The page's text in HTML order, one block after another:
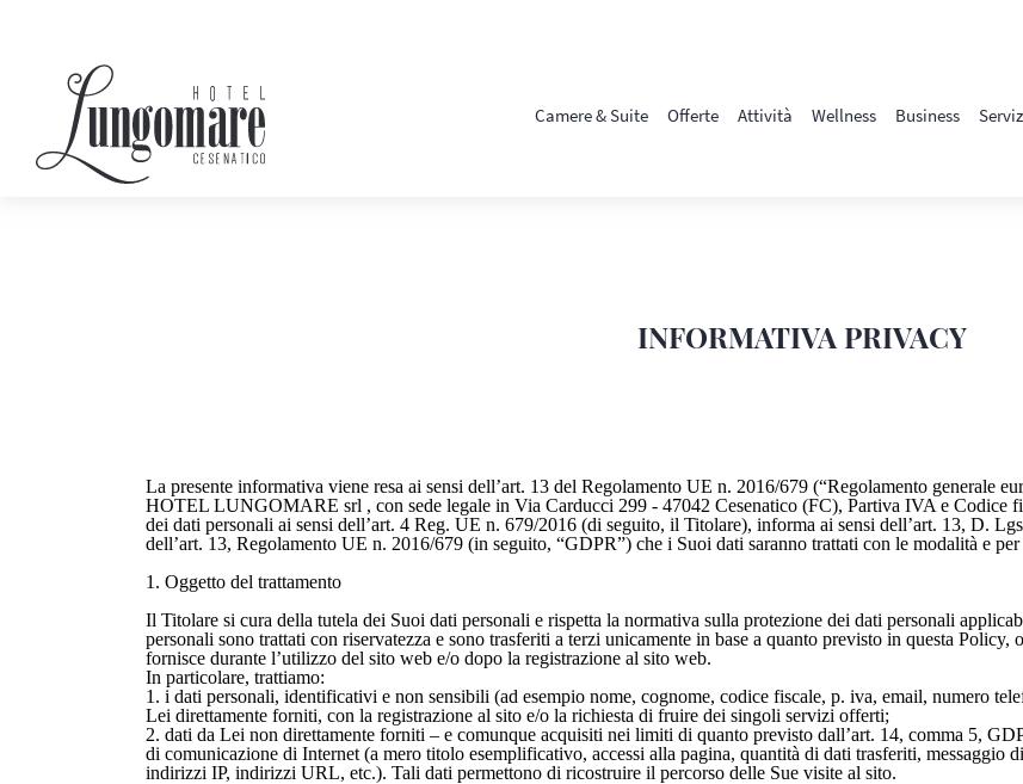
Camere & Suite Offerte Attività Wellness Business
INFORMATIVA PRIVACY
La presente informativa viene resa ai sensi dell’art. 13 del Regolamento UE n. 2016/679 (“Regolamento generale
HOTEL LUNGOMARE srl , con sede legale in Via Carducci 299 - 47042 Cesenatico (FC), Partiva IVA e Codice
dei dati personali ai sensi dell’art. 4 Reg. UE n. 679/2016 (di seguito, il Titolare), informa ai sensi dell’art. 13, D.
dell’art. 13, Regolamento UE n. 2016/679 (in seguito, “GDPR”) che i Suoi dati saranno trattati con le modalità e
1. Oggetto del trattamento
Il Titolare si cura della tutela dei Suoi dati personali e rispetta la normativa sulla protezione dei dati personali
personali sono trattati con riservatezza e sono trasferiti a terzi unicamente in base a quanto previsto in questa
fornisce durante l’utilizzo del sito web e/o dopo la registrazione al sito web.
In particolare, trattiamo:
1. i dati personali, identificativi e non sensibili (ad esempio nome, cognome, codice fiscale, p. iva, email, numero
Lei direttamente forniti, con la registrazione al sito e/o la richiesta di fruire dei singoli servizi offerti;
2. dati da Lei non direttamente forniti – e comunque acquisiti nei limiti di quanto previsto dall’art. 14, comma 5,
di comunicazione di Internet (a mero titolo esemplificativo, accessi alla pagina, quantità di dati trasferiti, messaggio
indirizzi IP, indirizzi URL, etc.). Tali dati permettono di ricostruire il percorso delle Sue visite al sito.